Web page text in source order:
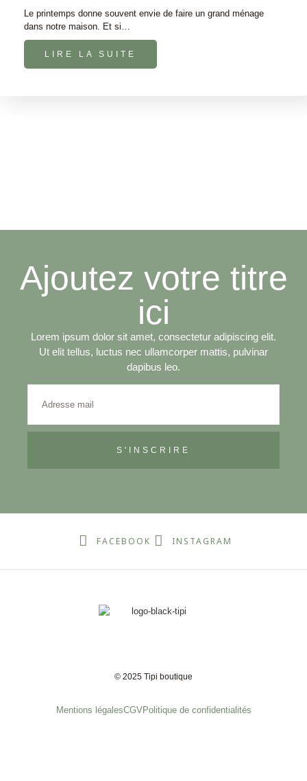
Le printemps donne souvent envie de faire un grand ménage
dans notre maison. Et si…
LIRE LA SUITE
Ajoutez votre titre
ici
Lorem ipsum dolor sit amet, consectetur adipiscing elit.
Ut elit tellus, luctus nec ullamcorper mattis, pulvinar
dapibus leo.
S'INSCRIRE
FACEBOOK INSTAGRAM
© 2025 Tipi boutique
Mentions légalesCGVPolitique de confidentialités